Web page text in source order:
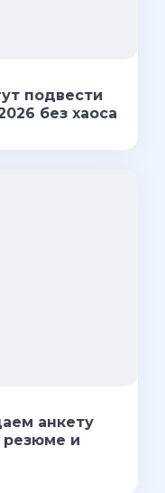
подвести
без хаоса
анкету
резюме и